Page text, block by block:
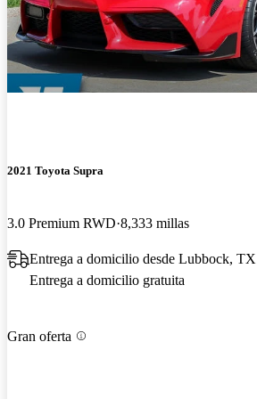
2021 Toyota Supra
3.0 Premium RWD 8,333 millas
Entrega a domicilio desde Lubbock, TX
Entrega a domicilio gratuita
Gran oferta